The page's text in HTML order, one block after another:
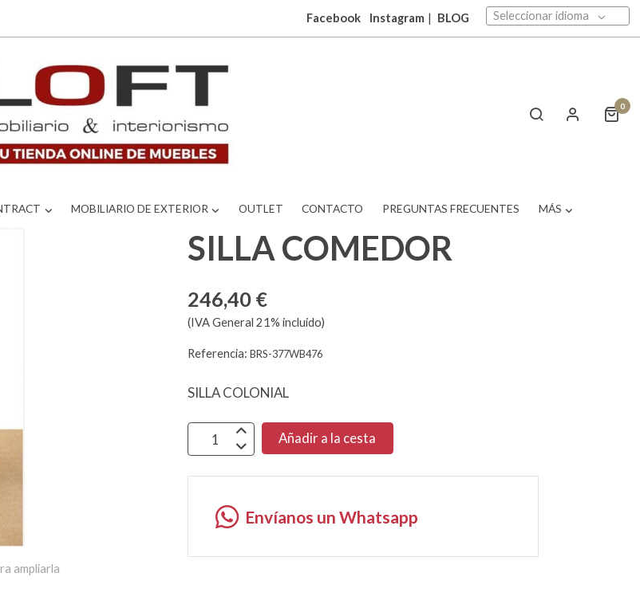
Facebook Instagram | BLOG Seleccionar idioma
0
MOBILIARIO DE EXTERIOR OUTLET CONTACTO PREGUNTAS FRECUENTES MÁS
ampliarla
SILLA COMEDOR
246,40 €
(IVA General 21% incluido)
Referencia:BRS-377WB476
SILLA COLONIAL
Añadir a la cesta
Envíanos un Whatsapp